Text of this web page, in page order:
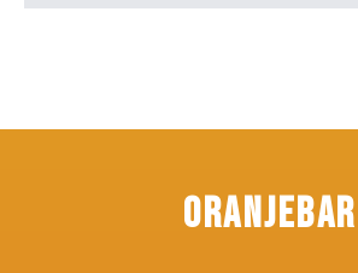
Oranjebar